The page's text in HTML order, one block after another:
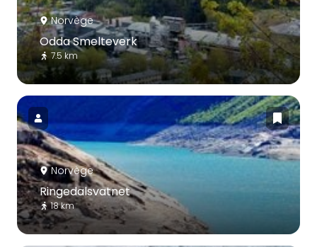
Norvège
Odda Smelteverk
7.5 km
Norvège
Ringedalsvatnet
18 km